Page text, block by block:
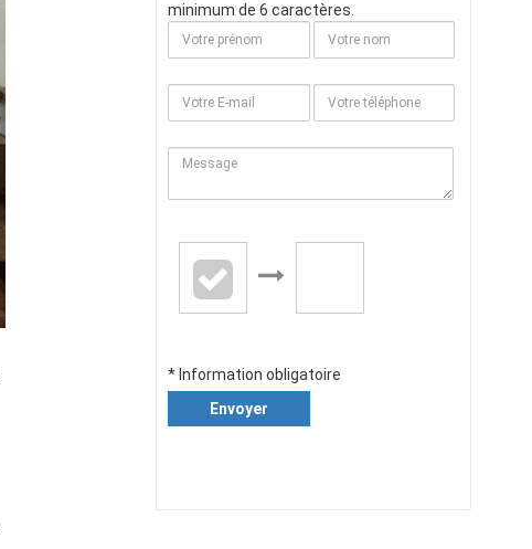
minimum de 6 caractères.
* Information obligatoire
Envoyer